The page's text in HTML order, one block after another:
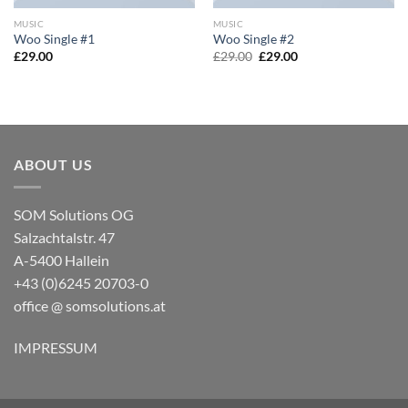
MUSIC
Woo Single #1
£29.00
MUSIC
Woo Single #2
£29.00 £29.00
ABOUT US
SOM Solutions OG
Salzachtalstr. 47
A-5400 Hallein
+43 (0)6245 20703-0
office @ somsolutions.at
IMPRESSUM